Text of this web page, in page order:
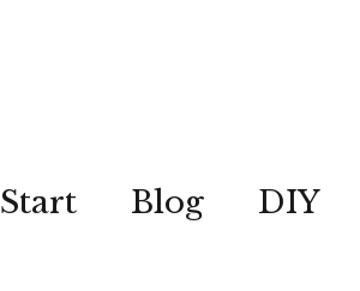
Start Blog DIY